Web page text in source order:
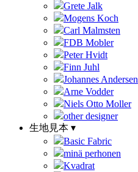
Grete Jalk
Mogens Koch
Carl Malmsten
FDB Mobler
Peter Hvidt
Finn Juhl
Johannes Andersen
Arne Vodder
Niels Otto Moller
other designer
生地見本 ▾
Basic Fabric
minä perhonen
Kvadrat